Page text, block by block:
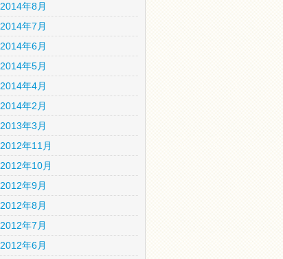
2014年8月
2014年7月
2014年6月
2014年5月
2014年4月
2014年2月
2013年3月
2012年11月
2012年10月
2012年9月
2012年8月
2012年7月
2012年6月